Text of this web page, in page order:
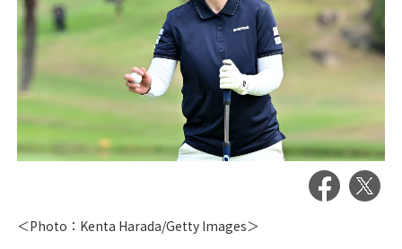
＜Photo：Kenta Harada/Getty Images＞